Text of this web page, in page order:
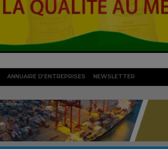
ANNUAIRE D’ENTREPRISES NEWSLETTER